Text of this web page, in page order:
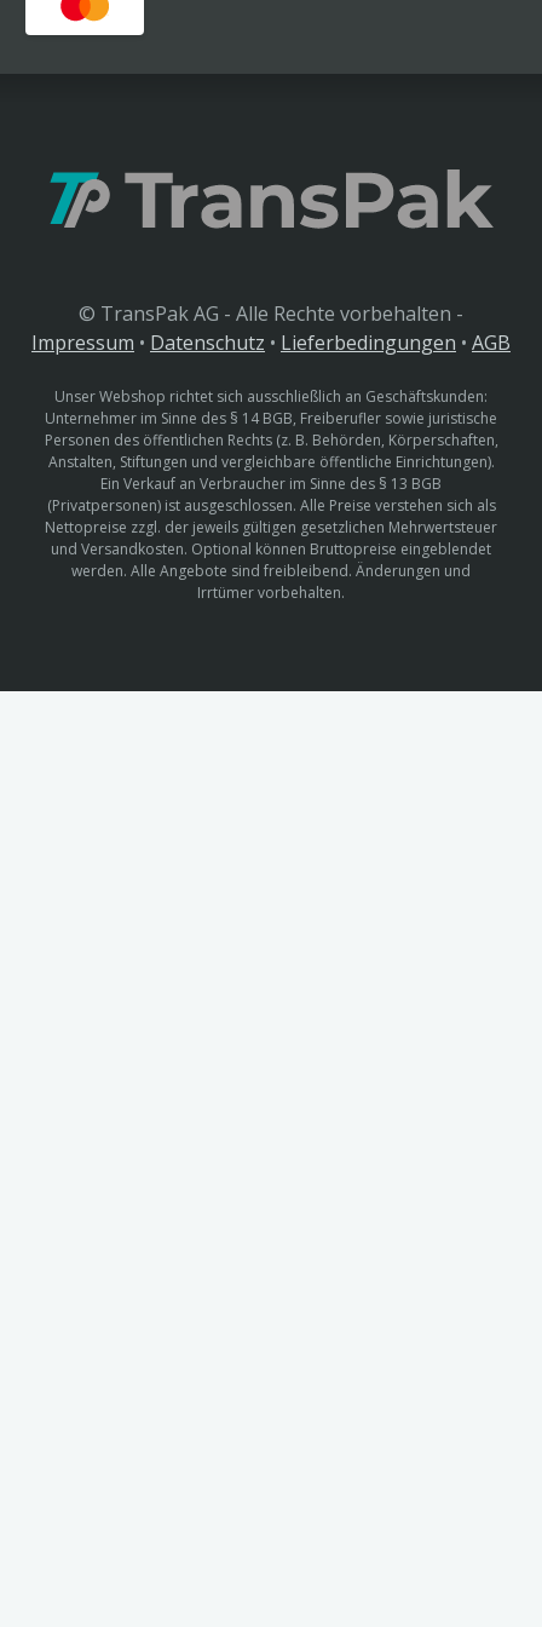
© TransPak AG - Alle Rechte vorbehalten -
Impressum • Datenschutz • Lieferbedingungen • AGB
Unser Webshop richtet sich ausschließlich an Geschäftskunden:
Unternehmer im Sinne des § 14 BGB, Freiberufler sowie juristische
Personen des öffentlichen Rechts (z. B. Behörden, Körperschaften,
Anstalten, Stiftungen und vergleichbare öffentliche Einrichtungen).
Ein Verkauf an Verbraucher im Sinne des § 13 BGB
(Privatpersonen) ist ausgeschlossen. Alle Preise verstehen sich als
Nettopreise zzgl. der jeweils gültigen gesetzlichen Mehrwertsteuer
und Versandkosten. Optional können Bruttopreise eingeblendet
werden. Alle Angebote sind freibleibend. Änderungen und
Irrtümer vorbehalten.